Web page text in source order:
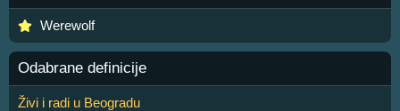
Werewolf
Odabrane definicije
Živi i radi u Beogradu